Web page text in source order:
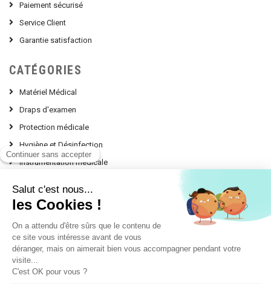
Paiement sécurisé
Service Client
Garantie satisfaction
CATÉGORIES
Matériel Médical
Draps d'examen
Protection médicale
Hygiène et Désinfection
Instrumentation médicale
contact @ leprodumedical.com
151, avenue Alphonse Lavallée
Le Panorama Z.I. Toulon Est